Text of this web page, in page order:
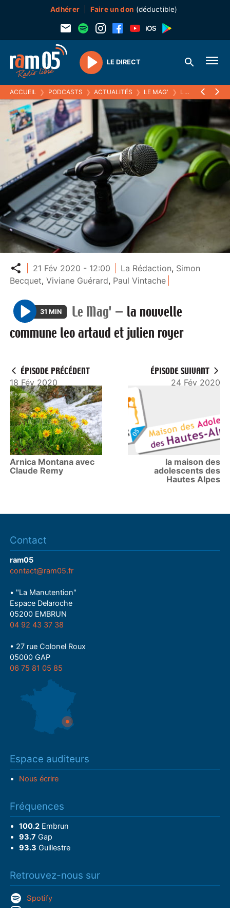
Adhérer Faire un don (déductible)
Play
LE DIRECT
ACCUEIL ❯ PODCASTS ❯ ACTUALITÉS ❯ LE MAG' ❯ LA NOUVELLE COMMUNE LEO ARTAUD ET JULIEN ROYER
Partager
21 Fév 2020 - 12:00 La Rédaction, Simon
Becquet,Viviane Guérard, Paul Vintache
P
l
31 MIN Le Mag' — la nouvelle
commune leo artaud et julien royer
ÉPISODE PRÉCÉDENT
18 Fév 2020
Arnica Montana avec
Claude Remy
ÉPISODE SUIVANT
24 Fév 2020
la maison des
adolescents des
Hautes Alpes
Contact
ram05
contact@ram05.fr
• "La Manutention"
Espace Delaroche
05200 EMBRUN
04 92 43 37 38
• 27 rue Colonel Roux
05000 GAP
06 75 81 05 85
Espace auditeurs
Nous écrire
Fréquences
100.2Embrun
93.7 Gap
93.3 Guillestre
Retrouvez-nous sur
Spotify